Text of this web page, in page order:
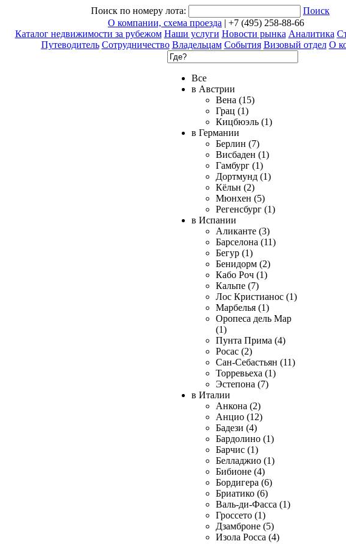
Поиск по номеру лота:
Поиск
О компании, схема проезда | +7 (495) 258-88-66
Каталог недвижимости за рубежом Наши услуги Новости рынка Аналитика
Путеводитель Сотрудничество Владельцам События Визовый отдел О
Все
в Австрии
Вена (15)
Грац (1)
Кицбюэль (1)
в Германии
Берлин (7)
Висбаден (1)
Гамбург (1)
Дортмунд (1)
Кёльн (2)
Мюнхен (5)
Регенсбург (1)
в Испании
Аликанте (3)
Барселона (11)
Бегур (1)
Бенидорм (2)
Кабо Роч (1)
Кальпе (7)
Лос Кристианос (1)
Марбелья (1)
Оропеса дель Мар
(1)
Пунта Прима (4)
Росас (2)
Сан-Себастьян (11)
Торревьеха (1)
Эстепона (7)
в Италии
Анкона (2)
Анцио (12)
Бадези (4)
Бардолино (1)
Барчис (1)
Белладжио (1)
Бибионе (4)
Бордигера (6)
Бриатико (6)
Валь-ди-Фасса (1)
Гроссето (1)
Дзамброне (5)
Изола Росса (4)